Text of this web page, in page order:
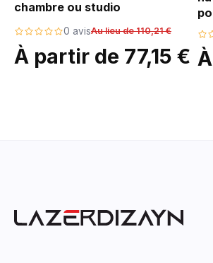
chambre ou studio
0 avisAu lieu de 110,21 €
À partir de 77,15 €